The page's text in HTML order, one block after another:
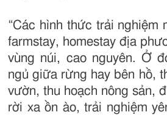
“Các hình thức trải nghiệm
farmstay, homestay địa
vùng núi, cao nguyên. Ở
ngủ giữa rừng hay bên hồ,
vườn, thu hoạch nông sản,
rời xa ồn ào, trải nghiệm